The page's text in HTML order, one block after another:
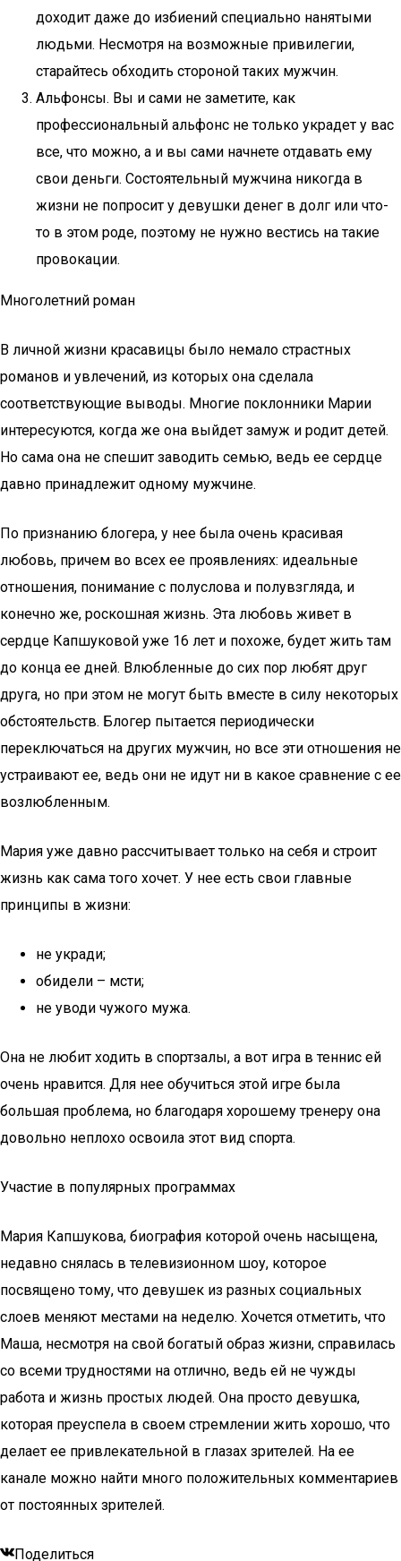
доходит даже до избиений специально нанятыми
людьми. Несмотря на возможные привилегии,
старайтесь обходить стороной таких мужчин.
Альфонсы. Вы и сами не заметите, как
профессиональный альфонс не только украдет у вас
все, что можно, а и вы сами начнете отдавать ему
свои деньги. Состоятельный мужчина никогда в
жизни не попросит у девушки денег в долг или что-
то в этом роде, поэтому не нужно вестись на такие
провокации.
Многолетний роман
В личной жизни красавицы было немало страстных
романов и увлечений, из которых она сделала
соответствующие выводы. Многие поклонники Марии
интересуются, когда же она выйдет замуж и родит детей.
Но сама она не спешит заводить семью, ведь ее сердце
давно принадлежит одному мужчине.
По признанию блогера, у нее была очень красивая
любовь, причем во всех ее проявлениях: идеальные
отношения, понимание с полуслова и полувзгляда, и
конечно же, роскошная жизнь. Эта любовь живет в
сердце Капшуковой уже 16 лет и похоже, будет жить там
до конца ее дней. Влюбленные до сих пор любят друг
друга, но при этом не могут быть вместе в силу некоторых
обстоятельств. Блогер пытается периодически
переключаться на других мужчин, но все эти отношения не
устраивают ее, ведь они не идут ни в какое сравнение с ее
возлюбленным.
Мария уже давно рассчитывает только на себя и строит
жизнь как сама того хочет. У нее есть свои главные
принципы в жизни:
не укради;
обидели – мсти;
не уводи чужого мужа.
Она не любит ходить в спортзалы, а вот игра в теннис ей
очень нравится. Для нее обучиться этой игре была
большая проблема, но благодаря хорошему тренеру она
довольно неплохо освоила этот вид спорта.
Участие в популярных программах
Мария Капшукова, биография которой очень насыщена,
недавно снялась в телевизионном шоу, которое
посвящено тому, что девушек из разных социальных
слоев меняют местами на неделю. Хочется отметить, что
Маша, несмотря на свой богатый образ жизни, справилась
со всеми трудностями на отлично, ведь ей не чужды
работа и жизнь простых людей. Она просто девушка,
которая преуспела в своем стремлении жить хорошо, что
делает ее привлекательной в глазах зрителей. На ее
канале можно найти много положительных комментариев
от постоянных зрителей.
Поделиться